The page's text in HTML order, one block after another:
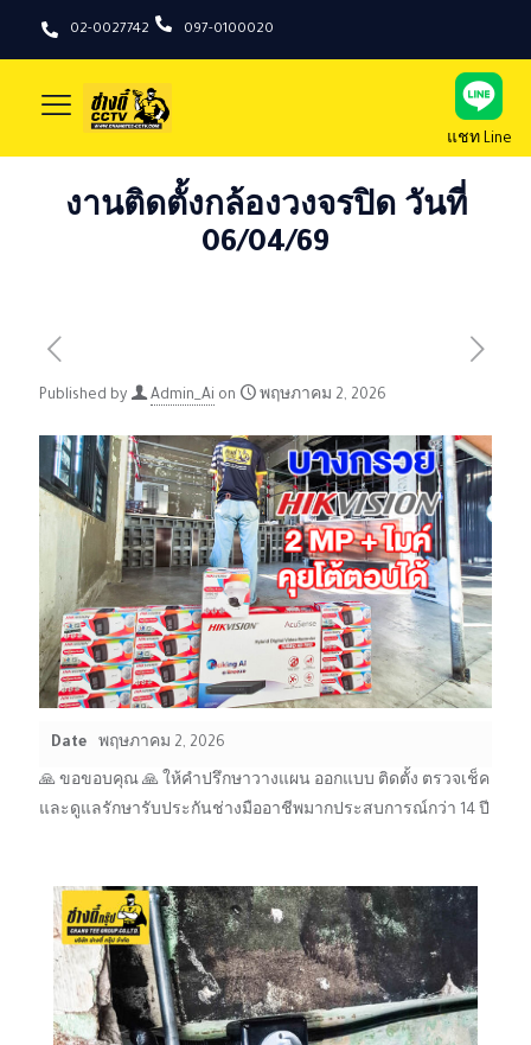
02-0027742 097-0100020
แชท Line
งานติดตั้งกล้องวงจรปิด วันที่
06/04/69
Published by Admin_Ai on พฤษภาคม 2, 2026
Date พฤษภาคม 2, 2026
🙏 ขอขอบคุณ 🙏 ให้คำปรึกษาวางแผน ออกแบบ ติดตั้ง ตรวจเช็ค
และดูแลรักษารับประกันช่างมืออาชีพมากประสบการณ์กว่า 14 ปี